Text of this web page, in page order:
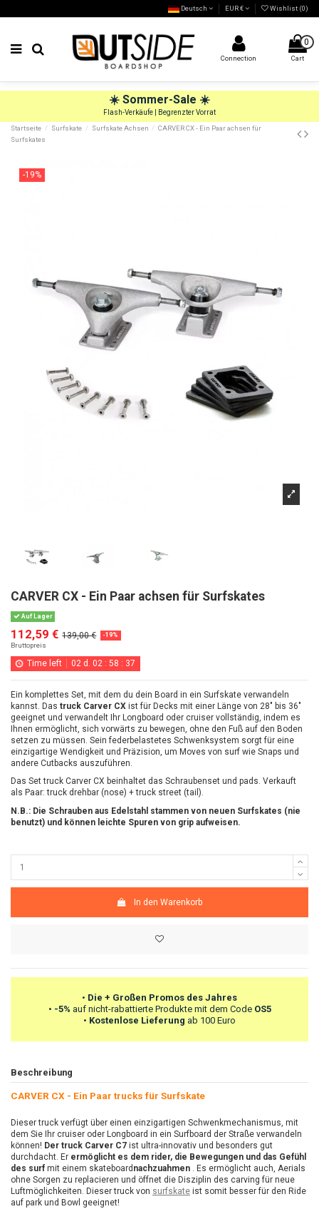
Deutsch EUR € Wishlist (0)
Connection
0
Cart
☀️ Sommer-Sale ☀️
Flash-Verkäufe | Begrenzter Vorrat
Startseite
Surfskate Surfskate Achsen
CARVER CX - Ein Paar achsen für
Surfskates
-19%
CARVER CX - Ein Paar achsen für Surfskates
Auf Lager
112,59 € 139,00 € -19%
Bruttopreis
Time left 02 d. 02 :58 : 37
Ein komplettes Set, mit dem du dein Board in ein Surfskate verwandeln
kannst. Das truck Carver CX ist für Decks mit einer Länge von 28" bis 36"
geeignet und verwandelt Ihr Longboard oder cruiser vollständig, indem es
Ihnen ermöglicht, sich vorwärts zu bewegen, ohne den Fuß auf den Boden
setzen zu müssen. Sein federbelastetes Schwenksystem sorgt für eine
einzigartige Wendigkeit und Präzision, um Moves von surf wie Snaps und
andere Cutbacks auszuführen.
Das Set truck Carver CX beinhaltet das Schraubenset und pads. Verkauft
als Paar: truck drehbar (nose) + truck street (tail).
N.B.: Die Schrauben aus Edelstahl stammen von neuen Surfskates (nie
benutzt) und können leichte Spuren von grip aufweisen.
In den Warenkorb
• Die + Großen Promos des Jahres
• -5% auf nicht-rabattierte Produkte mit dem Code OS5
• Kostenlose Lieferung ab 100 Euro
Beschreibung
CARVER CX - Ein Paar trucks für Surfskate
Dieser truck verfügt über einen einzigartigen Schwenkmechanismus, mit
dem Sie Ihr cruiser oder Longboard in ein Surfboard der Straße verwandeln
können! Der truck Carver C7 ist ultra-innovativ und besonders gut
durchdacht. Er ermöglicht es dem rider, die Bewegungen und das Gefühl
des surf mit einem skateboard nachzuahmen . Es ermöglicht auch, Aerials
ohne Sorgen zu replacieren und öffnet die Disziplin des carving für neue
Luftmöglichkeiten. Dieser truck von surfskate ist somit besser für den Ride
auf park und Bowl geeignet!